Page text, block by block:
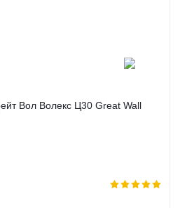
Вол Волекс Ц30 Great Wall